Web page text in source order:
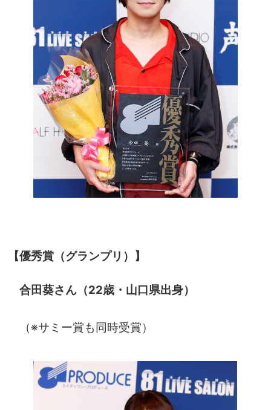
【優秀賞（グランプリ）】
合田葵さん（22歳・山口県出身）
（※サミー賞も同時受賞）